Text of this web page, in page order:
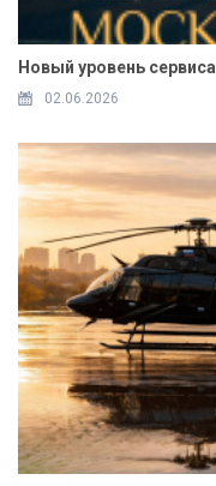
Новый уровень сервиса
02.06.2026